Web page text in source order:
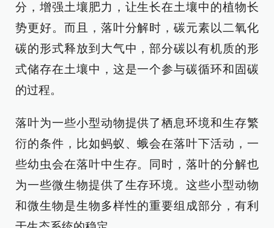
分，增强土壤肥力，让生长在土壤中的植物长
势更好。而且，落叶分解时，碳元素以二氧化
碳的形式释放到大气中，部分碳以有机质的形
式储存在土壤中，这是一个参与碳循环和固碳
的过程。
落叶为一些小型动物提供了栖息环境和生存繁
衍的条件，比如蚂蚁、蛾会在落叶下活动，一
些幼虫会在落叶中生存。同时，落叶的分解也
为一些微生物提供了生存环境。这些小型动物
和微生物是生物多样性的重要组成部分，有利